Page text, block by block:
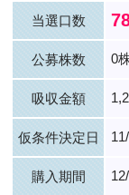
当選口数
公募株数 0
吸収金額
仮条件決定日
購入期間